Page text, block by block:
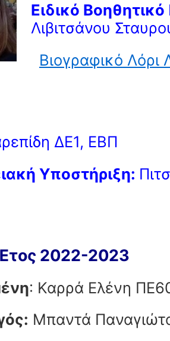
Ειδικό
Λιβιτσάνου
Βιογραφικό Λόρι
ΔΕ1, ΕΒΠ
Υποστήριξη:
2022-2023
: Καρρά Ελένη
Μπαντά